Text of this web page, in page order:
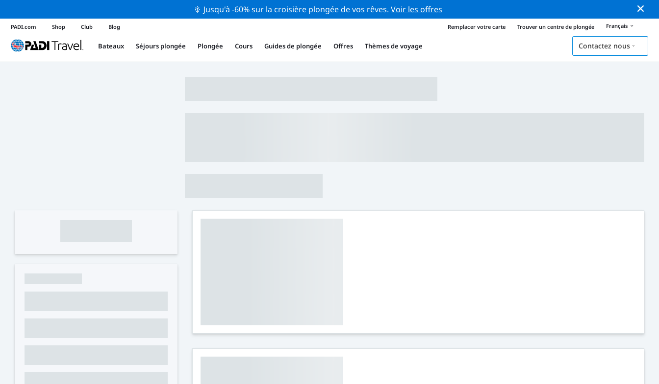
🚢 Jusqu'à -60% sur la croisière plongée de vos rêves. Voir les offres
PADI.com Shop Club Blog Remplacer votre carte Trouver un centre de plongée Français
Bateaux Séjours plongée Plongée Cours Guides de plongée Offres Thèmes de voyage Contactez nous